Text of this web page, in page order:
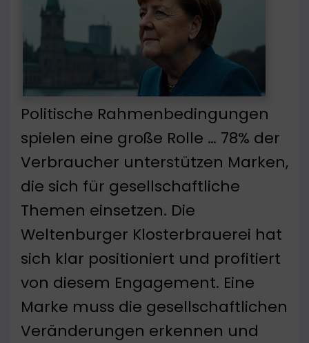
Politische Rahmenbedingungen
spielen eine große Rolle … 78% der
Verbraucher unterstützen Marken,
die sich für gesellschaftliche
Themen einsetzen. Die
Weltenburger Klosterbrauerei hat
sich klar positioniert und profitiert
von diesem Engagement. Eine
Marke muss die gesellschaftlichen
Veränderungen erkennen und